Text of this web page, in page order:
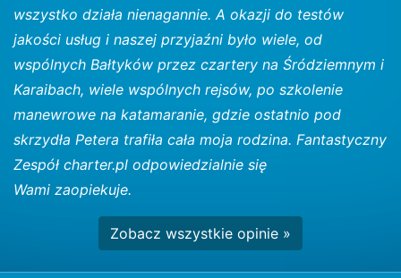
wszystko działa nienagannie. A okazji do testów
jakości usług i naszej przyjaźni było wiele, od
wspólnych Bałtyków przez czartery na Śródziemnym i
Karaibach, wiele wspólnych rejsów, po szkolenie
manewrowe na katamaranie, gdzie ostatnio pod
skrzydła Petera trafiła cała moja rodzina. Fantastyczny
Zespół charter.pl odpowiedzialnie się
Wami zaopiekuje.
Zobacz wszystkie opinie »